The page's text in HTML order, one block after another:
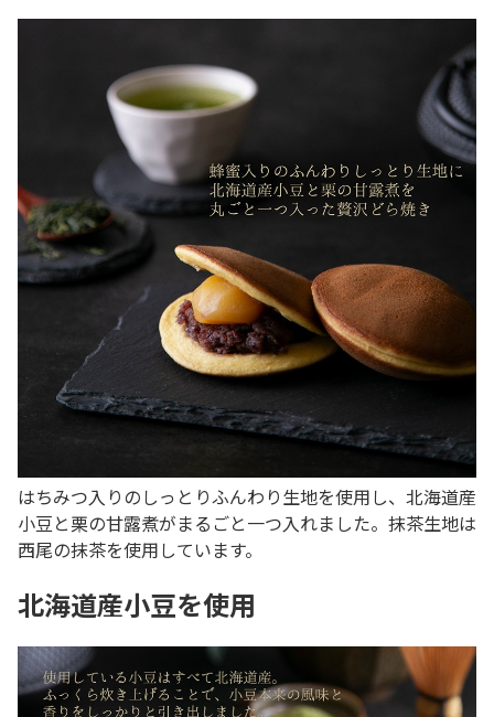
はちみつ入りのしっとりふんわり生地を使用し、北海道産
小豆と栗の甘露煮がまるごと一つ入れました。抹茶生地は
西尾の抹茶を使用しています。
北海道産小豆を使用